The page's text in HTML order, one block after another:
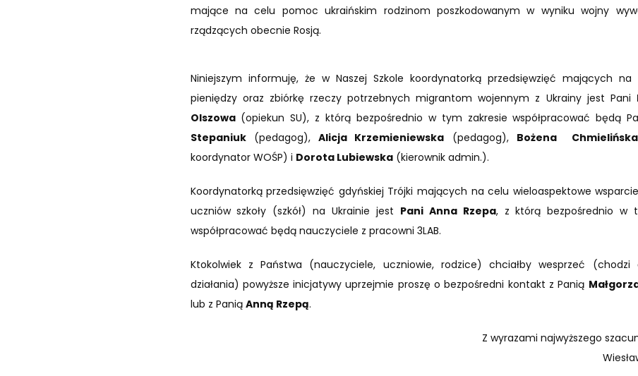
mające na celu pomoc ukraińskim rodzinom poszkodowanym w wyniku wojny
rządzących obecnie Rosją.
Niniejszym informuję, że w Naszej Szkole koordynatorką przedsięwzięć mających na
pieniędzy oraz zbiórkę rzeczy potrzebnych migrantom wojennym z Ukrainy jest Pani
Olszowa(opiekun SU), z którą bezpośrednio w tym zakresie współpracować będą
Stepaniuk(pedagog),Alicja Krzemieniewska (pedagog), Bożena Chmielińska
koordynator WOŚP) i Dorota Lubiewska(kierownik admin.).
Koordynatorką przedsięwzięć gdyńskiej Trójki mających na celu wieloaspektowe
uczniów szkoły (szkół) na Ukrainie jest Pani Anna Rzepa, z którą bezpośrednio w
współpracować będą nauczyciele z pracowni 3LAB.
Ktokolwiek z Państwa (nauczyciele, uczniowie, rodzice) chciałby wesprzeć (chodzi
działania) powyższe inicjatywy uprzejmie proszę o bezpośredni kontakt z Panią
lub z Panią Anną Rzepą.
Z wyrazami najwyższego